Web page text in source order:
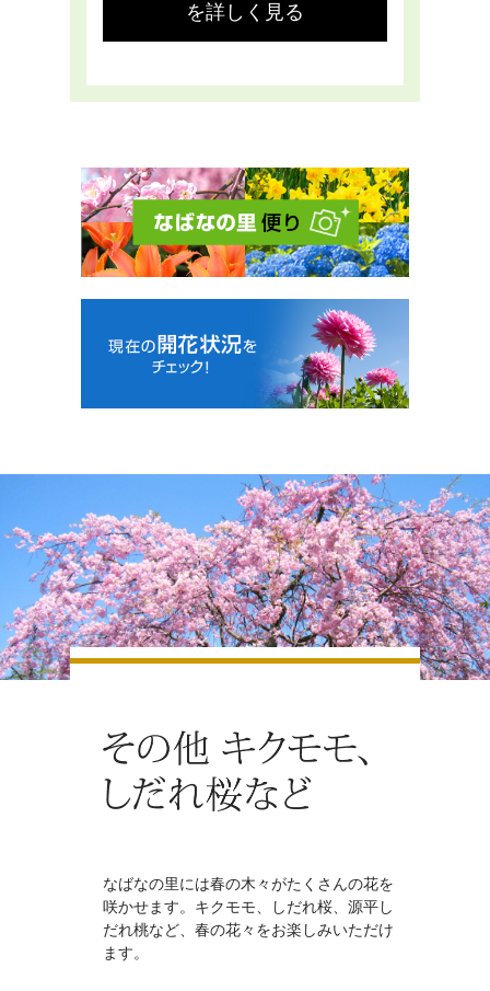
を詳しく見る
なばなの里には春の木々がたくさんの花を
咲かせます。キクモモ、しだれ桜、源平し
だれ桃など、春の花々をお楽しみいただけ
ます。